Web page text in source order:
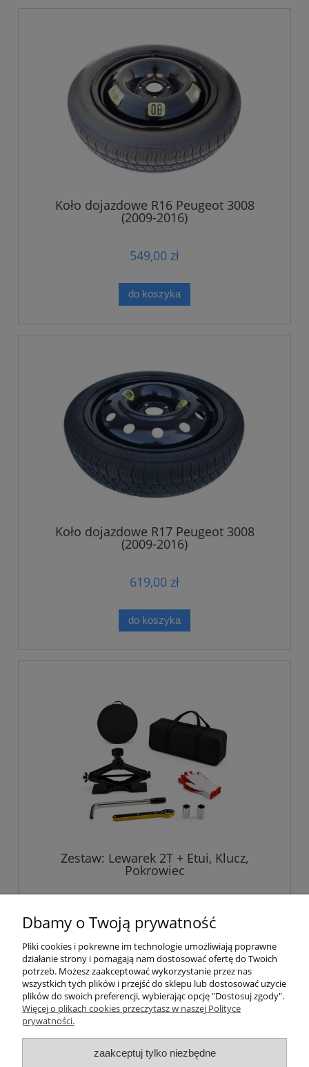
Koło dojazdowe R16 Peugeot 3008
(2009-2016)
549,00 zł
do koszyka
Koło dojazdowe R17 Peugeot 3008
(2009-2016)
619,00 zł
do koszyka
Zestaw: Lewarek 2T + Etui, Klucz,
Pokrowiec
do koszyka
Pomoc
Informacje
Dbamy o Twoją prywatność
Pliki cookies i pokrewne im technologie umożliwiają poprawne
działanie strony i pomagają nam dostosować ofertę do Twoich
potrzeb. Możesz zaakceptować wykorzystanie przez nas
wszystkich tych plików i przejść do sklepu lub dostosować użycie
plików do swoich preferencji, wybierając opcję "Dostosuj zgody".
Więcej o plikach cookies przeczytasz w naszej Polityce
prywatności.
zaakceptuj tylko niezbędne